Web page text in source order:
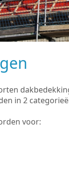
in 2
voor: